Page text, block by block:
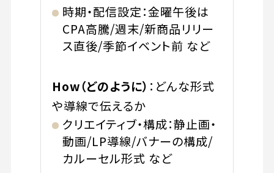
時期・配信設定：金曜午後は
CPA高騰/週末/新商品リリー
ス直後/季節イベント前 など
How（どのように） ：どんな形式
や導線で伝えるか
クリエイティブ・構成：静止画・
動画/LP導線/バナーの構成/
カルーセル形式 など